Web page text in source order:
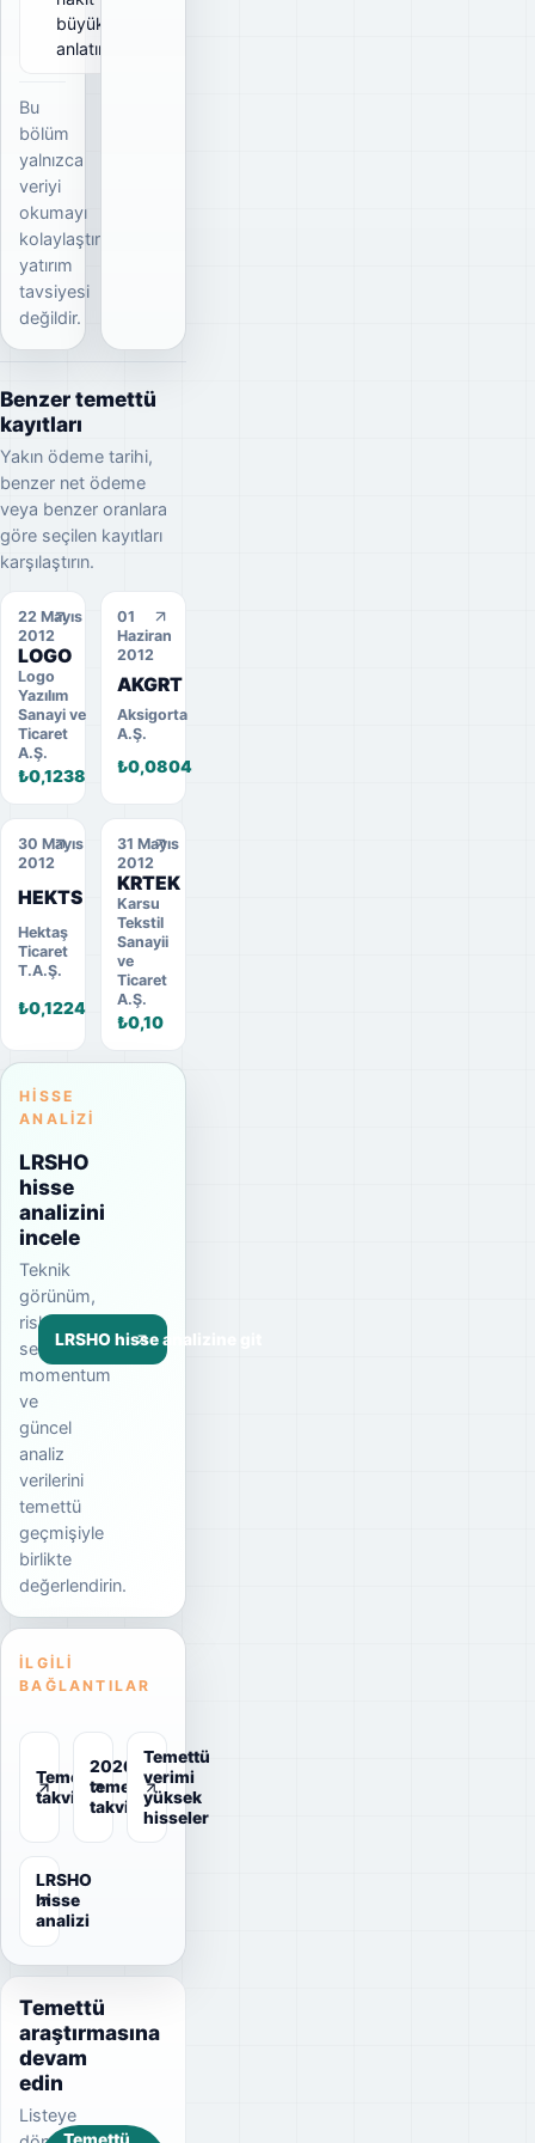
büyüklüğünü
anlatır.
Bu
bölüm
yalnızca
veriyi
okumayı
kolaylaştırır;
yatırım
tavsiyesi
değildir.
Benzer temettü
kayıtları
Yakın ödeme tarihi,
benzer net ödeme
veya benzer oranlara
göre seçilen kayıtları
karşılaştırın.
22 Mayıs
2012
LOGO
Logo
Yazılım
Sanayi ve
Ticaret
A.Ş.
₺0,1238
01
Haziran
2012
AKGRT
Aksigorta
A.Ş.
₺0,0804
30 Mayıs
2012
HEKTS
Hektaş
Ticaret
T.A.Ş.
₺0,1224
31 Mayıs
2012
KRTEK
Karsu
Tekstil
Sanayii
ve
Ticaret
A.Ş.
₺0,10
HISSE
ANALIZI
LRSHO
hisse
analizini
incele
Teknik
görünüm,
risk
seviyesi,
momentum
ve
güncel
analiz
verilerini
temettü
geçmişiyle
birlikte
değerlendirin.
LRSHO hisse analizine git
İLGILI
BAĞLANTILAR
Temettü
takvimi
2026
temettü
takvimi
Temettü
verimi
yüksek
hisseler
LRSHO
hisse
analizi
Temettü
araştırmasına
devam
edin
Listeye